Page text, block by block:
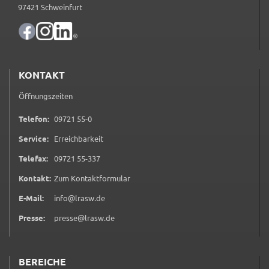
97421 Schweinfurt
KONTAKT
Öffnungszeiten
Telefon: 09721 55-00 9 7 2 1 5 5 0
Service: Erreichbarkeit
Telefax: 09721 55-3370 9 7 2 1 5 5 3 3 7
Kontakt: Zum Kontaktformular(öffnet in neuem Tab)
E-Mail:
info@lrasw.de
Presse:
presse@lrasw.de
BEREICHE
Zweck:
Cookie Laufzeit:
Landratsamt Schweinfurt
Zweck:
Anonyme Klickzählung
Cookie Laufzeit: